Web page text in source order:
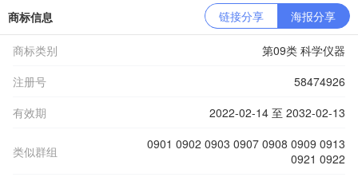
商标信息 链接分享 海报分享
商标类别
第09类 科学仪器
注册号
58474926
有效期
2022-02-14 至 2032-02-13
类似群组
0901 0902 0903 0907 0908 0909 0913
0921 0922